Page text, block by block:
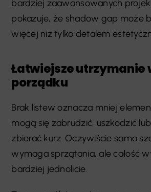
bardziej zaawansowanych
pokazuje, że shadow gap może
więcej niż tylko detalem
Łatwiejsze utrzymanie
porządku
Brak listew oznacza mniej
mogą się zabrudzić, uszkodzić
zbierać kurz. Oczywiście sama
wymaga sprzątania, ale całość
bardziej jednolicie.